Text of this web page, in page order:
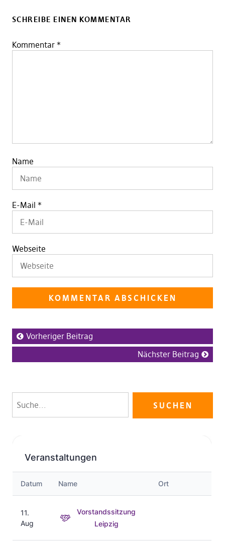
SCHREIBE EINEN KOMMENTAR
Kommentar *
Name
E-Mail *
Webseite
Vorheriger Beitrag
Nächster Beitrag